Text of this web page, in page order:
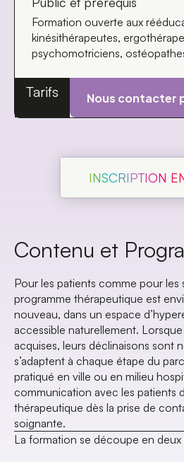
Formation ouverte aux
kinésithérapeutes,
psychomotriciens,
Tarifs Nous contacter
INSCRIPTION
Contenu et
Pour les patients comme pour les
programme thérapeutique est
nouveau, dans un espace
accessible naturellement.
acquises, leurs déclinaisons sont
s’adaptent à chaque étape du
pratiqué en ville ou en milieu
communication avec les patients
thérapeutique dès la prise de
soignante.
La formation se découpe en deux